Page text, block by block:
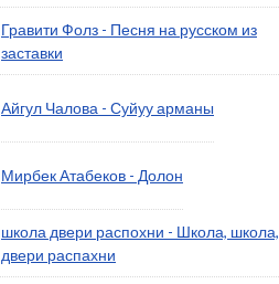
Гравити Фолз - Песня на русском из
заставки
Айгул Чалова - Суйуу арманы
Мирбек Атабеков - Долон
школа двери распохни - Школа, школа,
двери распахни